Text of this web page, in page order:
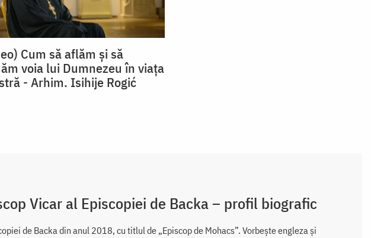
Cum să aflăm și să
voia lui Dumnezeu în viața
- Arhim. Isihije Rogić
Vicar al Episcopiei de Backa – profil biografic
de Backa din anul 2018, cu titlul de „Episcop de Mohacs”. Vorbește engleza și